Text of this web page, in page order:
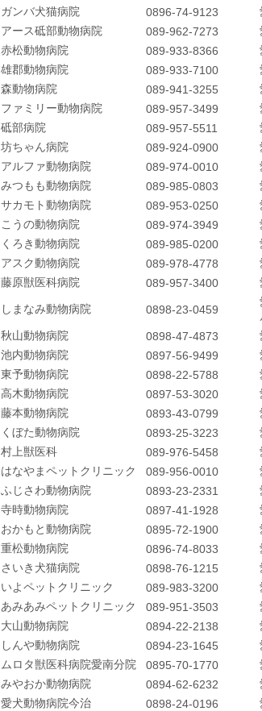
ガンバ犬猫病院
0896-74-9123
アース砥部動物病院
089-962-7273
赤松動物病院
089-933-8366
雄郡動物病院
089-933-7100
森動物病院
089-941-3255
ファミリー動物病院
089-957-3499
砥部病院
089-957-5511
坊ちゃん病院
089-924-0900
アルファ動物病院
089-974-0010
みつもも動物病院
089-985-0803
サカモト動物病院
089-953-0250
こうの動物病院
089-974-3949
くろき動物病院
089-985-0200
アスク動物病院
089-978-4778
藤原獣医科病院
089-957-3400
しまなみ動物病院 0898-23-0459
秋山動物病院
0898-47-4873
池内動物病院
0897-56-9499
東予動物病院
0898-22-5788
高木動物病院
0897-53-3020
藤本動物病院
0893-43-0799
くぼた動物病院
0893-25-3223
村上獣医科
089-976-5458
はなやまペットクリニック
089-956-0010
ふじさわ動物病院
0893-23-2331
寺時動物病院
0897-41-1928
おかもと動物病院
0895-72-1900
重松動物病院
0896-74-8033
さいき犬猫病院
0898-76-1215
いよペットクリニック
089-983-3200
あみあみペットクリニック
089-951-3503
大山動物病院
0894-22-2138
しんや動物病院
0894-23-1645
ムロタ獣医科病院愛南分院
0895-70-1770
みやおか動物病院
0894-62-6232
愛犬動物病院今治
0898-24-0196